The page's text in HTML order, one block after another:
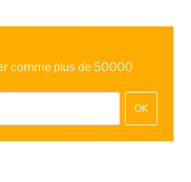
comme plus de 50000
OK